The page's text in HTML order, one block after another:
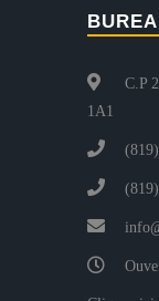
C.P
1A1